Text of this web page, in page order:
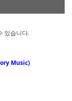
있습니다.
Music)